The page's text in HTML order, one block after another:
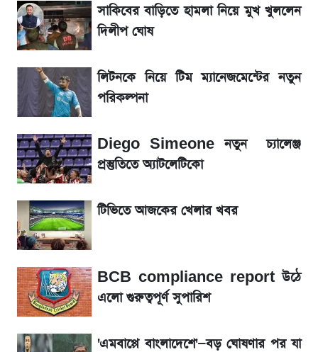
আগামীকালই স্পষ্ট হবে এসএসসি ফল প্রকাশের
তারিখ
তাপমাত্রা নিয়ে নতুন পূর্বাভাস দিল আবহাওয়া অফিস
৬ আগস্ট দেশের বাজারে স্বর্ণের দাম
রবির বড় সাফল্য! আয় কম বাড়লেও রেকর্ড মুনাফা ও
গ্রাহক বৃদ্ধি
শেয়ার বিজকে লিগ্যাল নোটিশ পাঠাল রবি, শুরু নতুন
বিতর্ক
সৌদিতে বাংলাদেশিদের আকামা নবায়নে বদলে গেল
নিয়ম
সাকিবের বাড়িতে হামলা নিয়ে মুখ খুললেন
দিলীপ ঘোষ
লিটনকে নিয়ে টিম ম্যানেজমেন্টের নতুন
পরিকল্পনা
Diego Simeone নতুন চ্যালেঞ্জ
প্রস্তুতিতে অ্যাটলেটিকো
টিভিতে আজকের খেলার খবর
BCB compliance report উঠে
এলো গুরুত্বপূর্ণ সুপারিশ
'এমবাপ্পে বাংলাদেশে'—বড় ঘোষণার পর যা